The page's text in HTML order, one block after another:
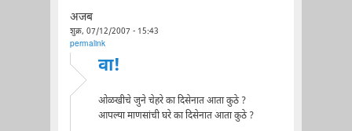
अजब
शुक्र, 07/12/2007 - 15:43
permalink
वा!
ओळखीचे जुने चेहरे का दिसेनात आता कुठे ?
आपल्या माणसांची घरे का दिसेनात आता कुठे ?